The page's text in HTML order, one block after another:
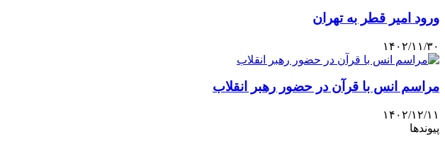
ورود امیر قطر به تهران
۱۴۰۲/۱۱/۳۰
مراسم انس با قرآن در حضور رهبر انقلاب
۱۴۰۲/۱۲/۱۱
پیوندها